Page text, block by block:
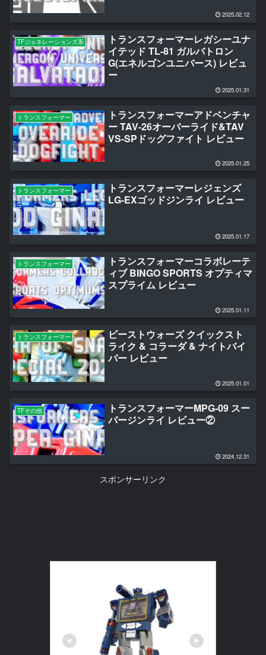
2025.02.12
TFジェネレーションズ系
トランスフォーマーレガシーユナ
イテッド TL-81 ガルバトロン
G(エネルゴンユニバース) レビュ
ー
2025.01.31
トランスフォーマー
トランスフォーマーアドベンチャ
ー TAV-26オーバーライド&TAV
VS-SPドッグファイト レビュー
2025.01.25
トランスフォーマー
トランスフォーマーレジェンズ
LG-EXゴッドジンライ レビュー
2025.01.17
トランスフォーマー
トランスフォーマーコラボレーテ
ィブ BINGO SPORTS オプティマ
スプライム レビュー
2025.01.11
トランスフォーマー
ビーストウォーズ クイックスト
ライク & コラーダ & ナイトバイ
パー レビュー
2025.01.01
TFその他
トランスフォーマーMPG-09 スー
パージンライ レビュー②
2024.12.31
スポンサーリンク